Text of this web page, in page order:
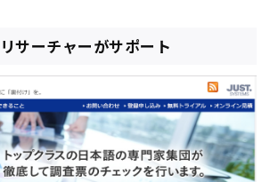
サーチャーがサポート